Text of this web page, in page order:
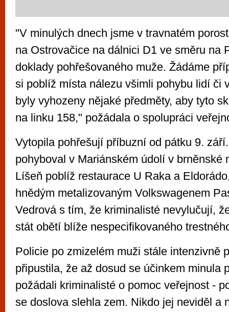
"V minulých dnech jsme v travnatém
na Ostrovačice na dálnici D1 ve směru na
doklady pohřešovaného muže. Žádáme
si poblíž místa nálezu všimli pohybu lidí či
byly vyhozeny nějaké předměty, aby tyto
na linku 158," požádala o spolupráci
Vytopila pohřešují příbuzní od pátku 9.
pohyboval v Mariánském údolí v brněnské
Líšeň poblíž restaurace U Raka a
hnědým metalizovaným Volkswagenem
Vedrová s tím, že kriminalisté nevylučují,
stát obětí blíže nespecifikovaného
Policie po zmizelém muži stále intenzivně
připustila, že až dosud se účinkem minula
požádali kriminalisté o pomoc veřejnost -
se doslova slehla zem. Nikdo jej neviděl a